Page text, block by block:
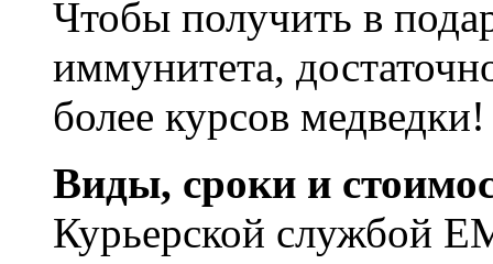
Чтобы получить в
иммунитета,
более курсов медведки!
Виды, сроки и
Курьерской службой